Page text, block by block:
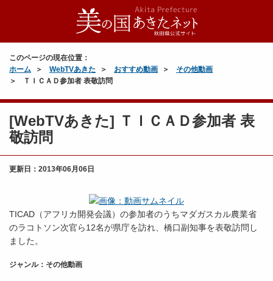
このページの現在位置：
ホーム
WebTVあきた おすすめ動画
その他動画
ＴＩＣＡＤ参加者 表敬訪問
[WebTVあきた] ＴＩＣＡＤ参加者 表
敬訪問
更新日： 2013年06月06日
TICAD（アフリカ開発会議）の参加者のうちマダガスカル農業省
のラコトソン次官ら12名が県庁を訪れ、橋口副知事を表敬訪問し
ました。
ジャンル：その他動画